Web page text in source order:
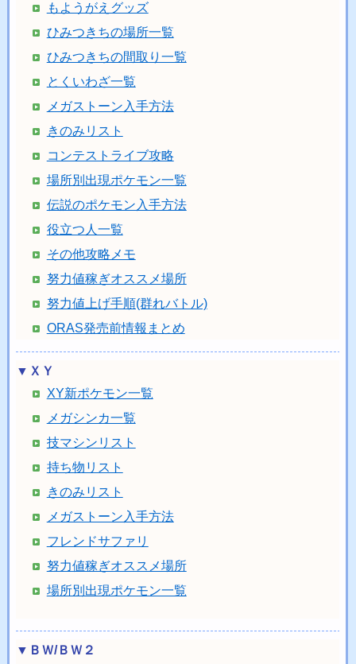
もようがえグッズ
ひみつきちの場所一覧
ひみつきちの間取り一覧
とくいわざ一覧
メガストーン入手方法
きのみリスト
コンテストライブ攻略
場所別出現ポケモン一覧
伝説のポケモン入手方法
役立つ人一覧
その他攻略メモ
努力値稼ぎオススメ場所
努力値上げ手順(群れバトル)
ORAS発売前情報まとめ
▼ＸＹ
XY新ポケモン一覧
メガシンカ一覧
技マシンリスト
持ち物リスト
きのみリスト
メガストーン入手方法
フレンドサファリ
努力値稼ぎオススメ場所
場所別出現ポケモン一覧
▼ＢＷ/ＢＷ２